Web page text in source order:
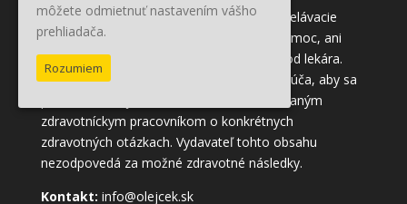
Tento obsah slúži iba na informačné a vzdelávacie
účely. Účelom nie je poskytnúť lekársku pomoc, ani
nahradiť lekársku pomoc alebo ošetrenie od lekára.
Všetkým čitateľom tohto obsahu sa odporúča, aby sa
poradili so svojím lekárom alebo kvalifikovaným
zdravotníckym pracovníkom o konkrétnych
zdravotných otázkach. Vydavateľ tohto obsahu
nezodpovedá za možné zdravotné následky.
Kontakt: info@olejcek.sk
môžete odmietnuť nastavením vášho
prehliadača.
Rozumiem